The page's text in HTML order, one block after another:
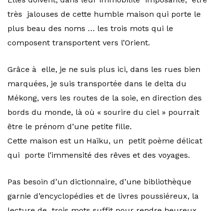
très jalouses de cette humble maison qui porte le
plus beau des noms … les trois mots qui le
composent transportent vers l’Orient.
Grâce à elle, je ne suis plus ici, dans les rues bien
marquées, je suis transportée dans le delta du
Mékong, vers les routes de la soie, en direction des
bords du monde, là où « sourire du ciel » pourrait
être le prénom d’une petite fille.
Cette maison est un Haïku, un petit poème délicat
qui porte l’immensité des rêves et des voyages.
Pas besoin d’un dictionnaire, d’une bibliothèque
garnie d’encyclopédies et de livres poussiéreux, la